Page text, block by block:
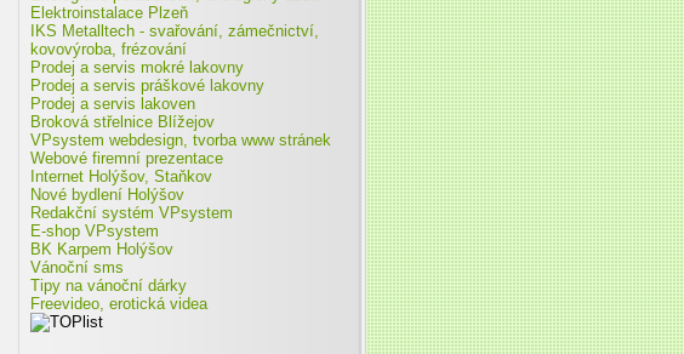
Elektroinstalace Plzeň
IKS Metalltech - svařování, zámečnictví,
kovovýroba, frézování
Prodej a servis mokré lakovny
Prodej a servis práškové lakovny
Prodej a servis lakoven
Broková střelnice Blížejov
VPsystem webdesign, tvorba www stránek
Webové firemní prezentace
Internet Holýšov, Staňkov
Nové bydlení Holýšov
Redakční systém VPsystem
E-shop VPsystem
BK Karpem Holýšov
Vánoční sms
Tipy na vánoční dárky
Freevideo, erotická videa